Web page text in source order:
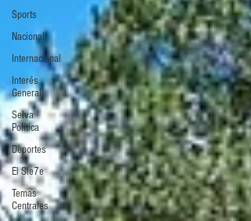
Sports
Nacional
Internacional
Interés
General
Selva
Política
Deportes
El Sie7e
Temas
Centrales